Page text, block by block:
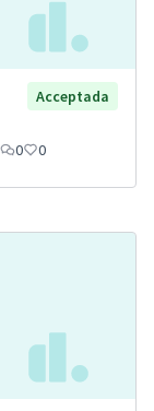
Acceptada
0 0